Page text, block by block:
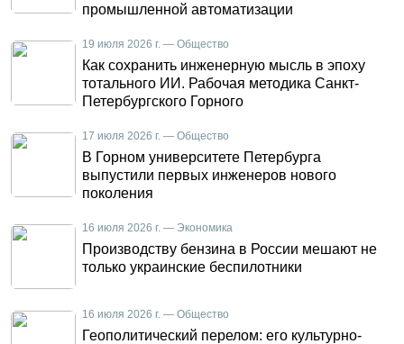
промышленной автоматизации
19 июля 2026 г. — Общество
Как сохранить инженерную мысль в эпоху
тотального ИИ. Рабочая методика Санкт-
Петербургского Горного
17 июля 2026 г. — Общество
В Горном университете Петербурга
выпустили первых инженеров нового
поколения
16 июля 2026 г. — Экономика
Производству бензина в России мешают не
только украинские беспилотники
16 июля 2026 г. — Общество
Геополитический перелом: его культурно-